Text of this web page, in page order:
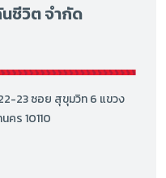
ชีวิต จำกัด
23 ซอย สุขุมวิท 6 แขวง
คร 10110